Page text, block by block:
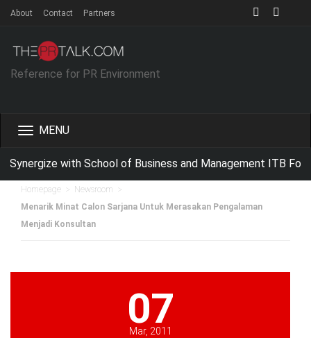
About Contact Partners
Reference for PR Environment
Toggle
with School of Business and Management ITB For
Homepage Newsroom
Menarik Minat Calon Sarjana Untuk Merasakan Pengalaman
Menjadi Konsultan
07
Mar, 2011